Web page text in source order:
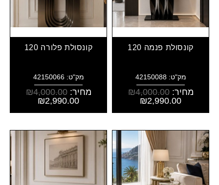
קונסולת פנמה 120
מק"ט: 42150088
מחיר: ₪4,000.00
₪2,990.00
קונסולת פלורה 120
מק"ט: 42150066
מחיר: ₪4,000.00
₪2,990.00